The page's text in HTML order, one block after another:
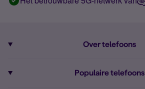
Over telefoons
Populaire telefoons